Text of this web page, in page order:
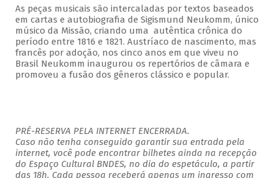
As peças musicais são intercaladas por textos baseados
em cartas e autobiografia de Sigismund Neukomm, único
músico da Missão, criando uma autêntica crônica do
período entre 1816 e 1821. Austríaco de nascimento, mas
francês por adoção, nos cinco anos em que viveu no
Brasil Neukomm inaugurou os repertórios de câmara e
promoveu a fusão dos gêneros clássico e popular.
PRÉ-RESERVA PELA INTERNET ENCERRADA.
Caso não tenha conseguido garantir sua entrada pela
internet, você pode encontrar bilhetes ainda na recepção
do Espaço Cultural BNDES, no dia do espetáculo, a partir
das 18h. Cada pessoa receberá apenas um ingresso com